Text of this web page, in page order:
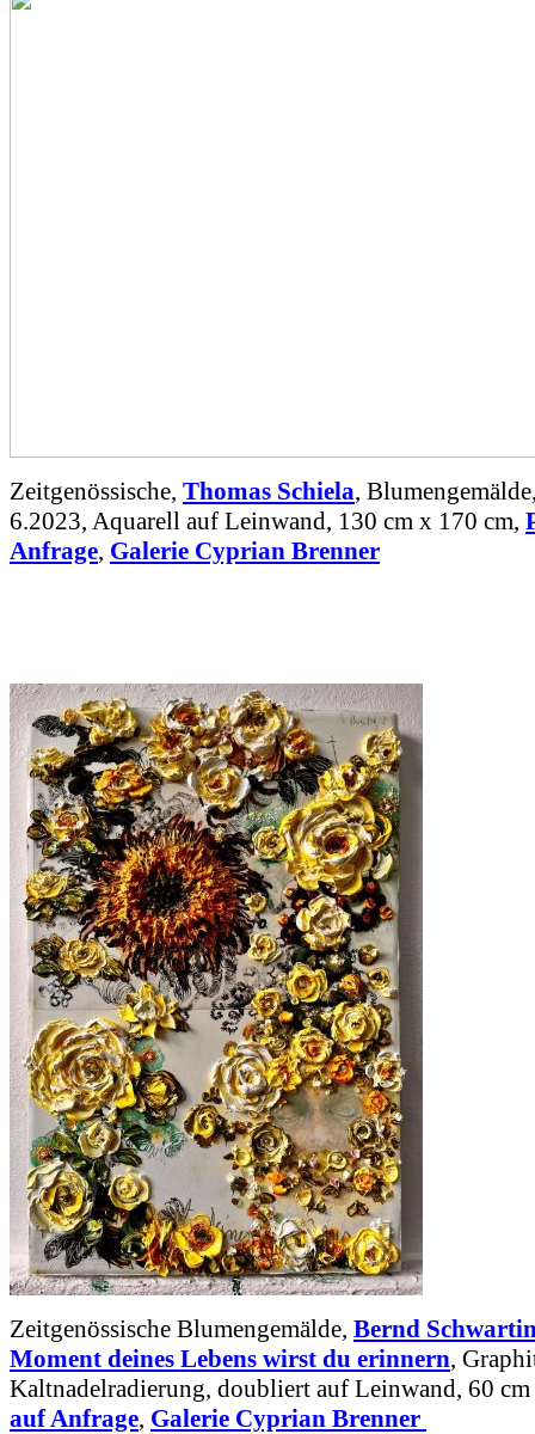
Zeitgenössische, Thomas Schiela,
6.2023, Aquarell auf Leinwand, 130 cm x 170 cm,
Anfrage, Galerie Cyprian Brenner
Zeitgenössische Blumengemälde, Bernd
Moment deines Lebens wirst du erinnern,
Kaltnadelradierung, doubliert auf Leinwand, 60
auf Anfrage, Galerie Cyprian Brenner